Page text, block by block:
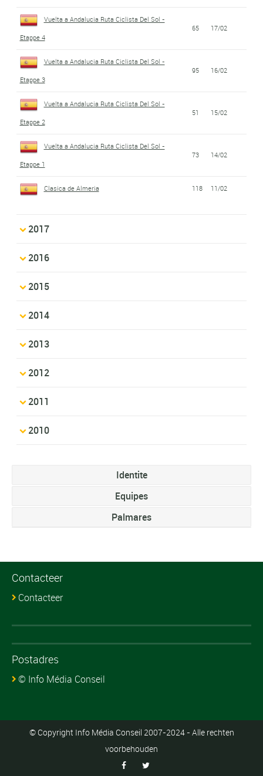
Vuelta a Andalucia Ruta Ciclista Del Sol -
Etappe 4
65 17/02
Vuelta a Andalucia Ruta Ciclista Del Sol -
Etappe 3
95 16/02
Vuelta a Andalucia Ruta Ciclista Del Sol -
Etappe 2
51 15/02
Vuelta a Andalucia Ruta Ciclista Del Sol -
Etappe 1
73 14/02
Clasica de Almeria 118 11/02
2017
2016
2015
2014
2013
2012
2011
2010
Identite
Equipes
Palmares
Contacteer
Contacteer
Postadres
© Info Média Conseil
© Copyright Info Média Conseil 2007-2024 - Alle rechten
voorbehouden
 